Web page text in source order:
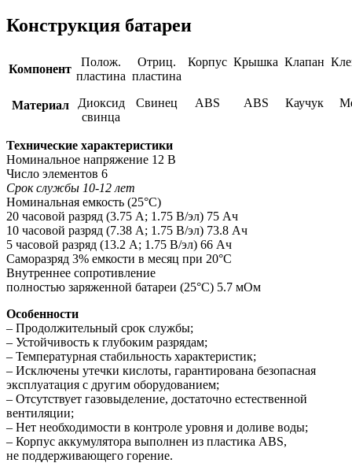
Конструкция батареи
Компонент
Полож.
пластина
Отриц.
пластина
Корпус Крышка Клапан
Материал
Диоксид
свинца
Свинец ABS ABS Каучук
Технические характеристики
Номинальное напряжение 12 В
Число элементов 6
Срок службы 10-12 лет
Номинальная емкость (25°С)
20 часовой разряд (3.75 А; 1.75 В/эл) 75 Ач
10 часовой разряд (7.38 А; 1.75 В/эл) 73.8 Ач
5 часовой разряд (13.2 А; 1.75 В/эл) 66 Ач
Саморазряд 3% емкости в месяц при 20°С
Внутреннее сопротивление
полностью заряженной батареи (25°С) 5.7 мОм
Особенности
– Продолжительный срок службы;
– Устойчивость к глубоким разрядам;
– Температурная стабильность характеристик;
– Исключены утечки кислоты, гарантирована безопасная
эксплуатация с другим оборудованием;
– Отсутствует газовыделение, достаточно естественной
вентиляции;
– Нет необходимости в контроле уровня и доливе воды;
– Корпус аккумулятора выполнен из пластика ABS,
не поддерживающего горение.